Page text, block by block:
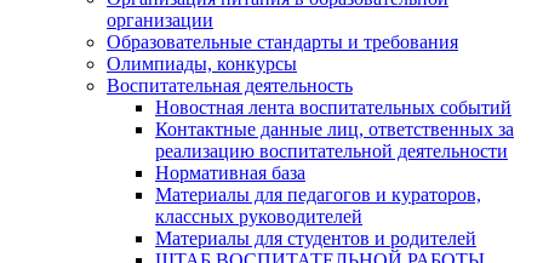
организации
Образовательные стандарты и требования
Олимпиады, конкурсы
Воспитательная деятельность
Новостная лента воспитательных событий
Контактные данные лиц, ответственных за
реализацию воспитательной деятельности
Нормативная база
Материалы для педагогов и кураторов,
классных руководителей
Материалы для студентов и родителей